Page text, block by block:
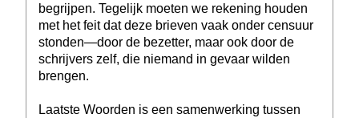
begrijpen. Tegelijk moeten we rekening houden
met het feit dat deze brieven vaak onder censuur
stonden—door de bezetter, maar ook door de
schrijvers zelf, die niemand in gevaar wilden
brengen.
Laatste Woorden is een samenwerking tussen